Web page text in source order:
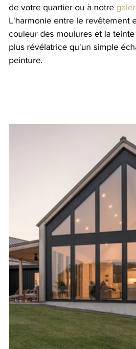
de votre quartier ou à notre
L'harmonie entre le revêtement
couleur des moulures et la
plus révélatrice qu'un simple
peinture.